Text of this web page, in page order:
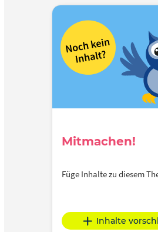
Mitmachen!
Füge Inhalte zu diesem
Inhalte